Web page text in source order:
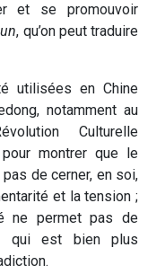
et se promouvoir
, qu’on peut traduire
utilisées en Chine
notamment au
Culturelle
montrer que le
de cerner, en soi,
et la tension ;
ne permet pas de
qui est bien plus